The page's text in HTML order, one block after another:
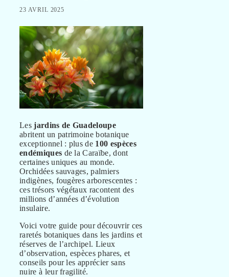
23 AVRIL 2025
Lesjardins de Guadeloupe
abritent un patrimoine botanique
exceptionnel : plus de 100 espèces
endémiques de la Caraïbe, dont
certaines uniques au monde.
Orchidées sauvages, palmiers
indigènes, fougères arborescentes :
ces trésors végétaux racontent des
millions d’années d’évolution
insulaire.
Voici votre guide pour découvrir ces
raretés botaniques dans les jardins et
réserves de l’archipel. Lieux
d’observation, espèces phares, et
conseils pour les apprécier sans
nuire à leur fragilité.